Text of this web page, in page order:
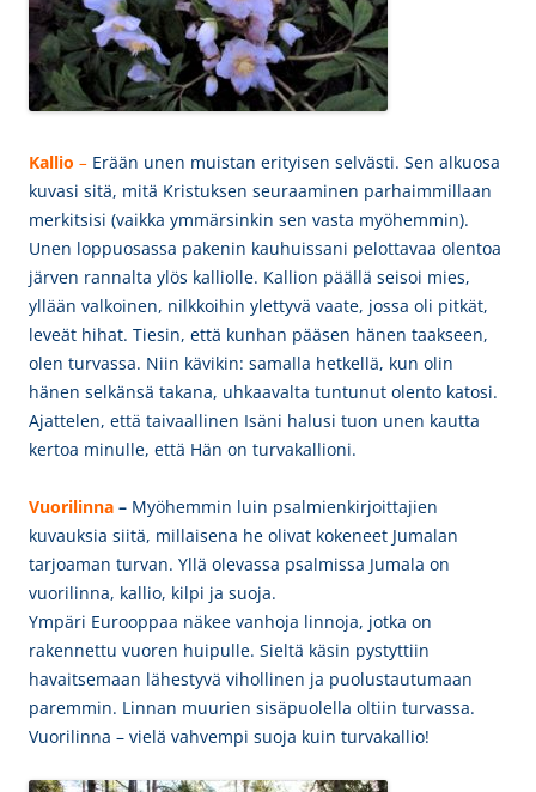
Kallio – Erään unen muistan erityisen selvästi. Sen alkuosa
kuvasi sitä, mitä Kristuksen seuraaminen parhaimmillaan
merkitsisi (vaikka ymmärsinkin sen vasta myöhemmin).
Unen loppuosassa pakenin kauhuissani pelottavaa olentoa
järven rannalta ylös kalliolle. Kallion päällä seisoi mies,
yllään valkoinen, nilkkoihin ylettyvä vaate, jossa oli pitkät,
leveät hihat. Tiesin, että kunhan pääsen hänen taakseen,
olen turvassa. Niin kävikin: samalla hetkellä, kun olin
hänen selkänsä takana, uhkaavalta tuntunut olento katosi.
Ajattelen, että taivaallinen Isäni halusi tuon unen kautta
kertoa minulle, että Hän on turvakallioni.
Vuorilinna – Myöhemmin luin psalmienkirjoittajien
kuvauksia siitä, millaisena he olivat kokeneet Jumalan
tarjoaman turvan. Yllä olevassa psalmissa Jumala on
vuorilinna, kallio, kilpi ja suoja.
Ympäri Eurooppaa näkee vanhoja linnoja, jotka on
rakennettu vuoren huipulle. Sieltä käsin pystyttiin
havaitsemaan lähestyvä vihollinen ja puolustautumaan
paremmin. Linnan muurien sisäpuolella oltiin turvassa.
Vuorilinna – vielä vahvempi suoja kuin turvakallio!